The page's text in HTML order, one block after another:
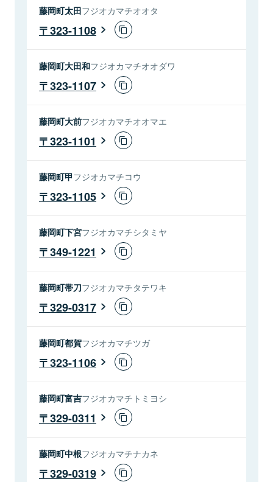
藤岡町太田フジオカマチオオタ
323-1108
藤岡町大田和フジオカマチオオダワ
323-1107
藤岡町大前フジオカマチオオマエ
323-1101
藤岡町甲フジオカマチコウ
323-1105
藤岡町下宮フジオカマチシタミヤ
349-1221
藤岡町帯刀フジオカマチタテワキ
329-0317
藤岡町都賀フジオカマチツガ
323-1106
藤岡町富吉フジオカマチトミヨシ
329-0311
藤岡町中根フジオカマチナカネ
329-0319